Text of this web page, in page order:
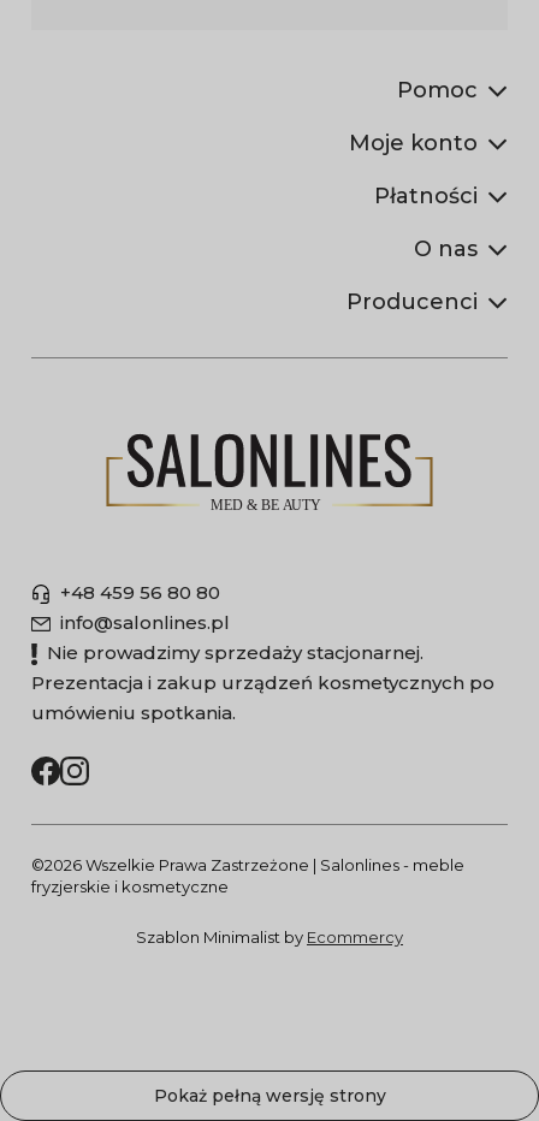
Pomoc
Moje konto
Płatności
O nas
Producenci
+48 459 56 80 80
info@salonlines.pl
Nie prowadzimy sprzedaży stacjonarnej.
Prezentacja i zakup urządzeń kosmetycznych po
umówieniu spotkania.
©2026 Wszelkie Prawa Zastrzeżone | Salonlines - meble
fryzjerskie i kosmetyczne
Szablon Minimalist by Ecommercy
Pokaż pełną wersję strony